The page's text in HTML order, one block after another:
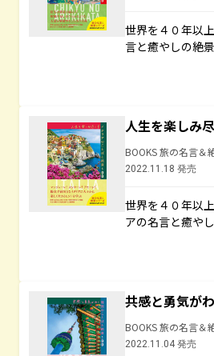
世界を４０年以
言と癒やしの絶
人生を楽しみ
BOOKS 旅の名言＆
2022.11.18 発売
世界を４０年以
アの名言と癒や
共感と勇気が
BOOKS 旅の名言＆
2022.11.04 発売